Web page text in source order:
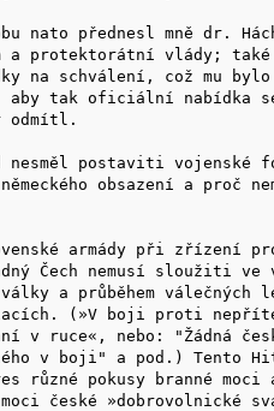
nato přednesl mně dr.
a protektorátní vlády; také
na schválení, což mu
aby tak oficiální nabídka
odmítl.
nesměl postaviti vojenské
obsazení a proč
armády při zřízení
Čech nemusí sloužiti
a průběhem válečných
(»V boji proti
v ruce«, nebo: "Žádná
v boji" a pod.) Tento
různé pokusy branné moci
české »dobrovolnické